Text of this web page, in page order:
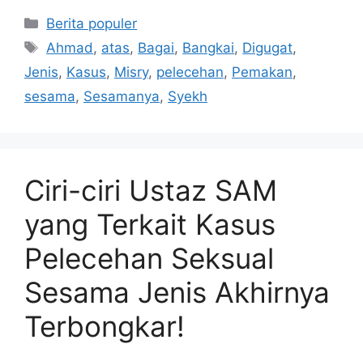
Kategori
Berita populer
Tag
Ahmad, atas, Bagai, Bangkai, Digugat,
Jenis, Kasus, Misry, pelecehan, Pemakan,
sesama, Sesamanya, Syekh
Ciri-ciri Ustaz SAM
yang Terkait Kasus
Pelecehan Seksual
Sesama Jenis Akhirnya
Terbongkar!